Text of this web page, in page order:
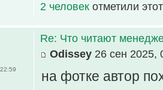
2 человек отметили
Re: Что читают
Odissey 26 сен 2025,
на фотке автор